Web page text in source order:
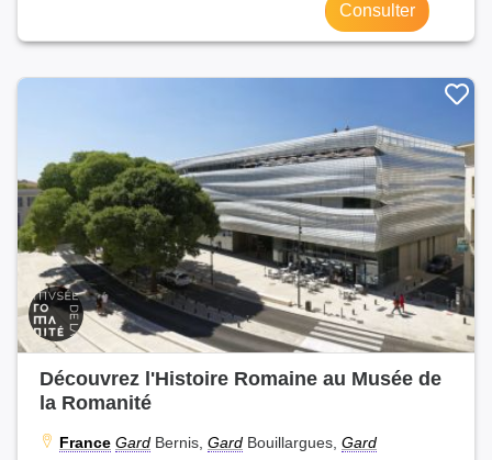
Consulter
Découvrez l'Histoire Romaine au Musée de
la Romanité
France Gard Bernis, Gard Bouillargues, Gard